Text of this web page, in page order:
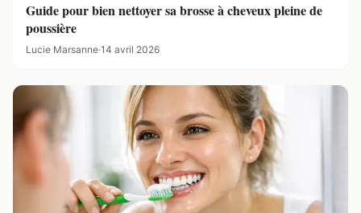
Guide pour bien nettoyer sa brosse à cheveux pleine de
poussière
Lucie Marsanne·14 avril 2026